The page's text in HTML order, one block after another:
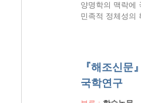
양명학의 맥락에
민족적 정체성의
『해조신
국학연구